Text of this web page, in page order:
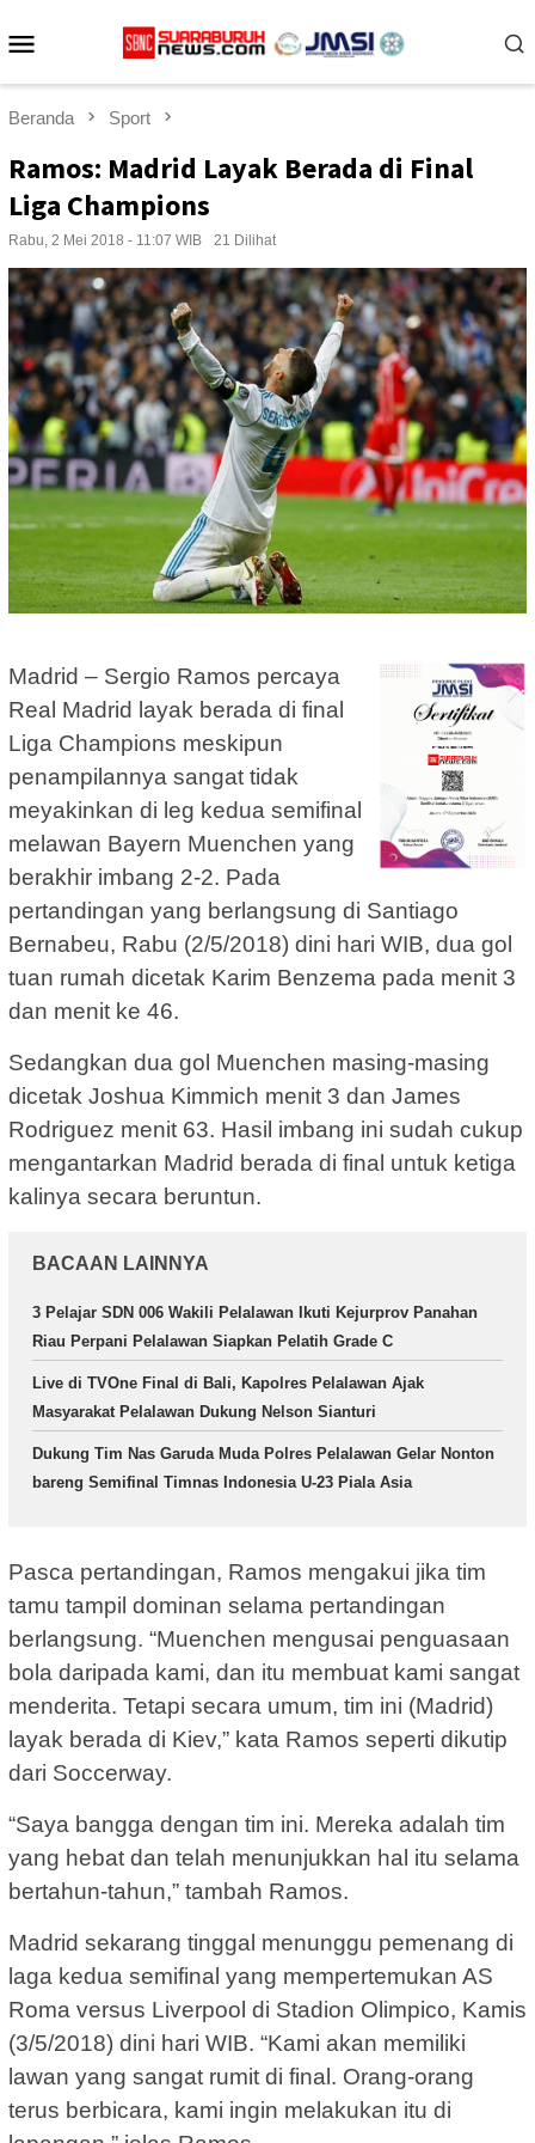
ke
Beranda Sport
Ramos: Madrid Layak Berada di Final
Liga Champions
Rabu, 2 Mei 2018 - 11:07 WIB 21 Dilihat
Madrid – Sergio Ramos percaya
Real Madrid layak berada di final
Liga Champions meskipun
penampilannya sangat tidak
meyakinkan di leg kedua semifinal
melawan Bayern Muenchen yang
berakhir imbang 2-2. Pada
pertandingan yang berlangsung di Santiago
Bernabeu, Rabu (2/5/2018) dini hari WIB, dua gol
tuan rumah dicetak Karim Benzema pada menit 3
dan menit ke 46.
Sedangkan dua gol Muenchen masing-masing
dicetak Joshua Kimmich menit 3 dan James
Rodriguez menit 63. Hasil imbang ini sudah cukup
mengantarkan Madrid berada di final untuk ketiga
kalinya secara beruntun.
BACAAN LAINNYA
3 Pelajar SDN 006 Wakili Pelalawan Ikuti Kejurprov Panahan
Riau Perpani Pelalawan Siapkan Pelatih Grade C
Live di TVOne Final di Bali, Kapolres Pelalawan Ajak
Masyarakat Pelalawan Dukung Nelson Sianturi
Dukung Tim Nas Garuda Muda Polres Pelalawan Gelar Nonton
bareng Semifinal Timnas Indonesia U-23 Piala Asia
Pasca pertandingan, Ramos mengakui jika tim
tamu tampil dominan selama pertandingan
berlangsung. “Muenchen mengusai penguasaan
bola daripada kami, dan itu membuat kami sangat
menderita. Tetapi secara umum, tim ini (Madrid)
layak berada di Kiev,” kata Ramos seperti dikutip
dari Soccerway.
“Saya bangga dengan tim ini. Mereka adalah tim
yang hebat dan telah menunjukkan hal itu selama
bertahun-tahun,” tambah Ramos.
Madrid sekarang tinggal menunggu pemenang di
laga kedua semifinal yang mempertemukan AS
Roma versus Liverpool di Stadion Olimpico, Kamis
(3/5/2018) dini hari WIB. “Kami akan memiliki
lawan yang sangat rumit di final. Orang-orang
terus berbicara, kami ingin melakukan itu di